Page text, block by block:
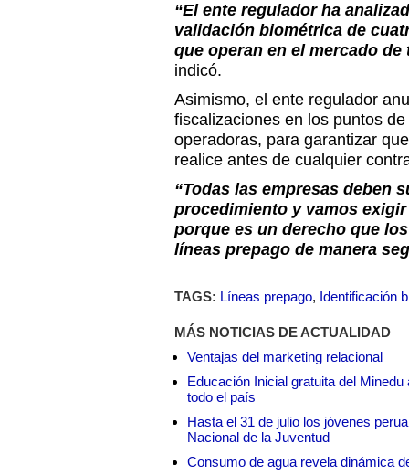
“El ente regulador ha
validación biométrica de
que operan en el mercado
indicó.
Asimismo, el ente regulador
fiscalizaciones en los puntos
operadoras, para garantizar
realice antes de cualquier
“Todas las empresas deben
procedimiento y vamos
porque es un derecho que
líneas prepago de manera
TAGS: Líneas prepago, Identificación
MÁS NOTICIAS DE ACTUALIDAD
Ventajas del marketing relacional
Educación Inicial gratuita del
todo el país
Hasta el 31 de julio los jóvenes
Nacional de la Juventud
Consumo de agua revela dinámica